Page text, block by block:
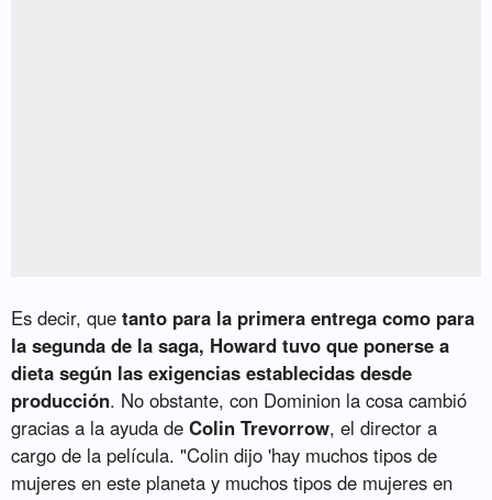
Es decir, quetanto para la primera entrega como para
la segunda de la saga, Howard tuvo que ponerse a
dieta según las exigencias establecidas desde
producción. No obstante, con Dominion la cosa cambió
gracias a la ayuda deColin Trevorrow, el director a
cargo de la película. "Colin dijo 'hay muchos tipos de
mujeres en este planeta y muchos tipos de mujeres en